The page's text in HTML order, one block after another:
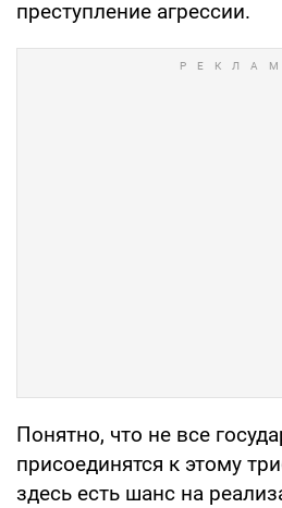
преступление агрессии.
Понятно, что не все
присоединятся к этому
здесь есть шанс на